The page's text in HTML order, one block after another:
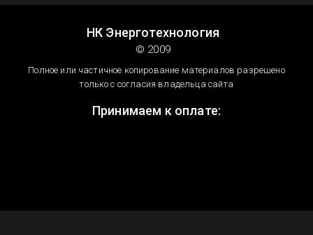
НК Энерготехнология
© 2009
Полное или частичное копирование материалов разрешено
только с согласия владельца сайта
Принимаем к оплате: